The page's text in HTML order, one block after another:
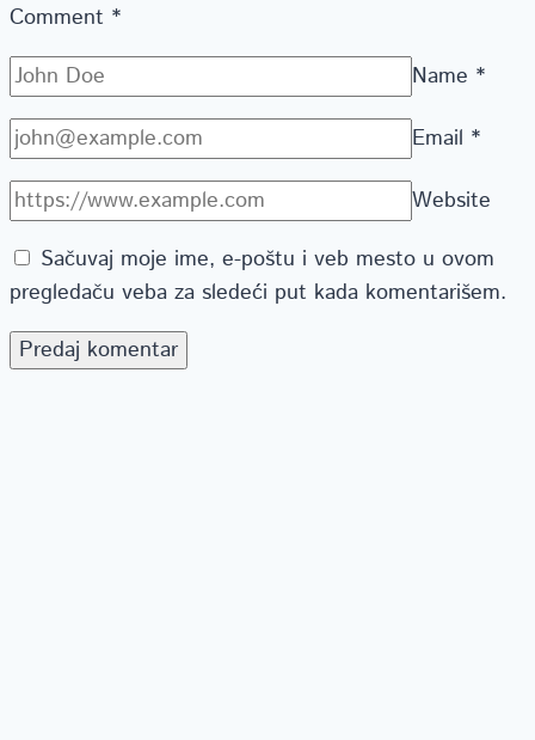
Comment *
Name *
Email *
Website
Sačuvaj moje ime, e-poštu i veb mesto u ovom
pregledaču veba za sledeći put kada komentarišem.